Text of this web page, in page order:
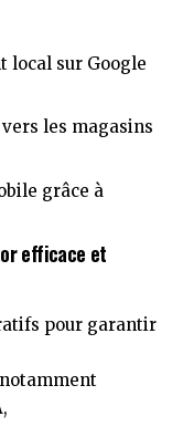
local sur Google
les magasins
grâce à
efficace et
pour garantir